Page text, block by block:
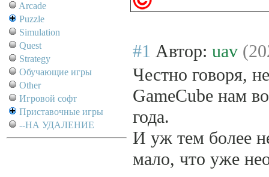
Arcade
Puzzle
Simulation
Quest
Strategy
Обучающие игры
Other
Игровой софт
Приставочные игры
--НА УДАЛЕНИЕ
#1 Автор: uav
Честно говоря,
GameCube нам
года.
И уж тем более
мало, что уже